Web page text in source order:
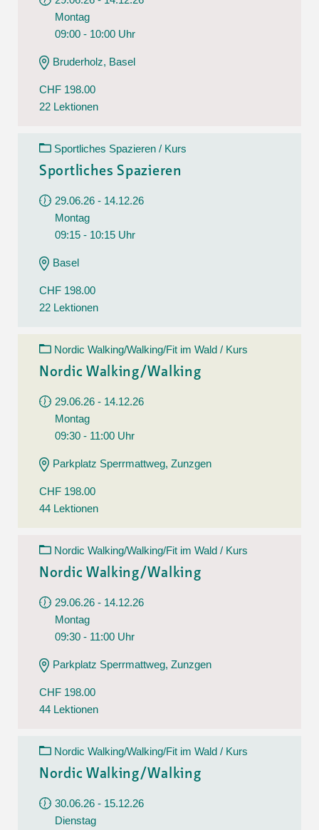
Montag
09:00 - 10:00 Uhr
Bruderholz, Basel
CHF 198.00
22 Lektionen
Sportliches Spazieren / Kurs
Sportliches Spazieren
29.06.26 - 14.12.26
Montag
09:15 - 10:15 Uhr
Basel
CHF 198.00
22 Lektionen
Nordic Walking/Walking/Fit im Wald / Kurs
Nordic Walking/Walking
29.06.26 - 14.12.26
Montag
09:30 - 11:00 Uhr
Parkplatz Sperrmattweg, Zunzgen
CHF 198.00
44 Lektionen
Nordic Walking/Walking/Fit im Wald / Kurs
Nordic Walking/Walking
29.06.26 - 14.12.26
Montag
09:30 - 11:00 Uhr
Parkplatz Sperrmattweg, Zunzgen
CHF 198.00
44 Lektionen
Nordic Walking/Walking/Fit im Wald / Kurs
Nordic Walking/Walking
30.06.26 - 15.12.26
Dienstag